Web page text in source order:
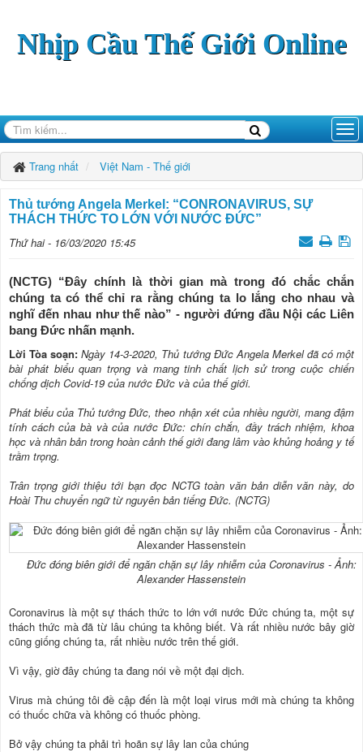
Nhịp Cầu Thế Giới Online
Trang nhất Việt Nam - Thế giới
Thủ tướng Angela Merkel: “CONRONAVIRUS, SỰ
THÁCH THỨC TO LỚN VỚI NƯỚC ĐỨC”
Thứ hai - 16/03/2020 15:45
(NCTG) “Đây chính là thời gian mà trong đó chắc chắn
chúng ta có thể chỉ ra rằng chúng ta lo lắng cho nhau và
nghĩ đến nhau như thế nào” - người đứng đầu Nội các Liên
bang Đức nhấn mạnh.
Lời Tòa soạn: Ngày 14-3-2020, Thủ tướng Đức Angela Merkel đã có một
bài phát biểu quan trọng và mang tinh chất lịch sử trong cuộc chiến
chống dịch Covid-19 của nước Đức và của thế giới.
Phát biểu của Thủ tướng Đức, theo nhận xét của nhiều người, mang đậm
tính cách của bà và của nước Đức: chín chắn, đầy trách nhiệm, khoa
học và nhân bản trong hoàn cảnh thế giới đang lâm vào khủng hoảng y tế
trầm trọng.
Trân trọng giới thiệu tới bạn đọc NCTG toàn văn bản diễn văn này, do
Hoài Thu chuyển ngữ từ nguyên bản tiếng Đức. (NCTG)
Đức đóng biên giới để ngăn chặn sự lây nhiễm của Coronavirus - Ảnh:
Alexander Hassenstein
Coronavirus là một sự thách thức to lớn với nước Đức chúng ta, một sự
thách thức mà đã từ lâu chúng ta không biết. Và rất nhiều nước bây giờ
cũng giống chúng ta, rất nhiều nước trên thế giới.
Vì vậy, giờ đây chúng ta đang nói về một đại dịch.
Virus mà chúng tôi đề cập đến là một loại virus mới mà chúng ta không
có thuốc chữa và không có thuốc phòng.
Bở vậy chúng ta phải trì hoãn sự lây lan của chúng